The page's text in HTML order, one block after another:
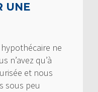
UNE
ne
n’avez qu’à
et nous
sous peu